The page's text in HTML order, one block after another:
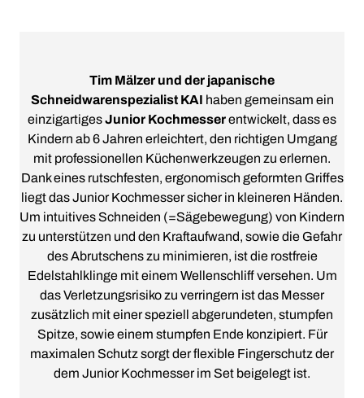
Tim Mälzer und der japanische
Schneidwarenspezialist KAI haben gemeinsam ein
einzigartigesJunior Kochmesserentwickelt, dass es
Kindern ab 6 Jahren erleichtert, den richtigen Umgang
mit professionellen Küchenwerkzeugen zu erlernen.
Dank eines rutschfesten, ergonomisch geformten Griffes
liegt das Junior Kochmesser sicher in kleineren Händen.
Um intuitives Schneiden (=Sägebewegung) von Kindern
zu unterstützen und den Kraftaufwand, sowie die Gefahr
des Abrutschens zu minimieren, ist die rostfreie
Edelstahlklinge mit einem Wellenschliff versehen. Um
das Verletzungsrisiko zu verringern ist das Messer
zusätzlich mit einer speziell abgerundeten, stumpfen
Spitze, sowie einem stumpfen Ende konzipiert. Für
maximalen Schutz sorgt der flexible Fingerschutz der
dem Junior Kochmesser im Set beigelegt ist.